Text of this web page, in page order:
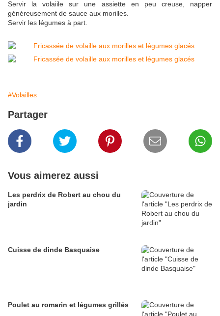
Servir la volaiile sur une assiette en peu creuse, napper
généreusement de sauce aux morilles.
Servir les légumes à part.
#Volailles
Partager
Vous aimerez aussi
Les perdrix de Robert au chou du
jardin
Cuisse de dinde Basquaise
Poulet au romarin et légumes grillés